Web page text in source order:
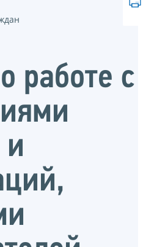
работе с